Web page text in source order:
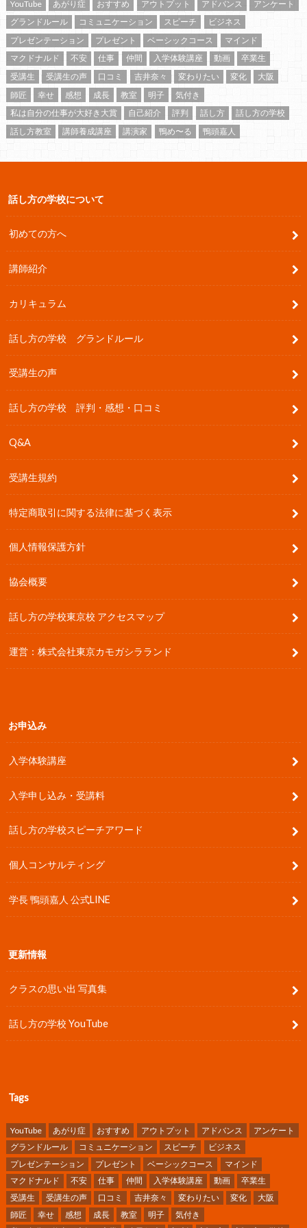
YouTube あがり症 おすすめ アウトプット アドバンス
アンケート
グランドルール
コミュニケーション スピーチ
ビジネス
プレゼンテーション
プレゼント ベーシックコース
マインド
マクドナルド
不安 仕事 仲間 入学体験講座 動画
卒業生
受講生
受講生の声 口コミ 吉井奈々 変わりたい 変化
大阪
師匠
幸せ 感想 成長 教室 明子
気付き
私は自分の仕事が大好き大賞
自己紹介 評判 話し方
話し方の学校
話し方教室
講師養成講座 講演家 鴨め〜る 鴨頭嘉人
話し方の学校について
初めての方へ
講師紹介
カリキュラム
話し方の学校 グランドルール
受講生の声
話し方の学校 評判・感想・口コミ
Q&A
受講生規約
特定商取引に関する法律に基づく表示
個人情報保護方針
協会概要
話し方の学校東京校 アクセスマップ
運営：株式会社東京カモガシラランド
お申込み
入学体験講座
入学申し込み・受講料
話し方の学校スピーチアワード
個人コンサルティング
学長 鴨頭嘉人 公式LINE
更新情報
クラスの思い出 写真集
話し方の学校 YouTube
Tags
YouTube あがり症 おすすめ アウトプット アドバンス
アンケート
グランドルール
コミュニケーション スピーチ
ビジネス
プレゼンテーション
プレゼント ベーシックコース
マインド
マクドナルド
不安 仕事 仲間 入学体験講座 動画
卒業生
受講生
受講生の声 口コミ 吉井奈々 変わりたい 変化
大阪
師匠
幸せ 感想 成長 教室 明子
気付き